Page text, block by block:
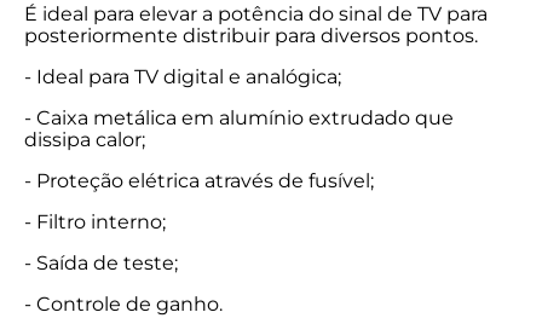
É ideal para elevar a potência do sinal de TV para
posteriormente distribuir para diversos pontos.
- Ideal para TV digital e analógica;
- Caixa metálica em alumínio extrudado que
dissipa calor;
- Proteção elétrica através de fusível;
- Filtro interno;
- Saída de teste;
- Controle de ganho.